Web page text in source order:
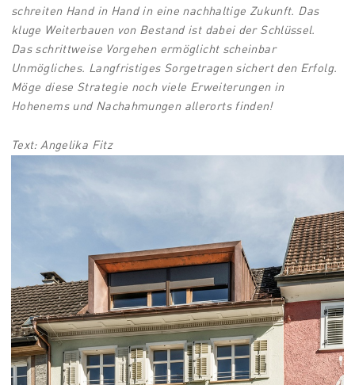
schreiten Hand in Hand in eine nachhaltige Zukunft. Das
kluge Weiterbauen von Bestand ist dabei der Schlüssel.
Das schrittweise Vorgehen ermöglicht scheinbar
Unmögliches. Langfristiges Sorgetragen sichert den Erfolg.
Möge diese Strategie noch viele Erweiterungen in
Hohenems und Nachahmungen allerorts finden!
Text: Angelika Fitz